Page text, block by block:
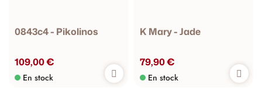
0843c4 - Pikolinos
109,00 €
En stock
K Mary - Jade
79,90 €
En stock